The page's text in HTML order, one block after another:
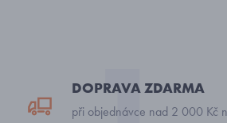
DOPRAVA ZDARMA
při objednávce nad 2 000 Kč